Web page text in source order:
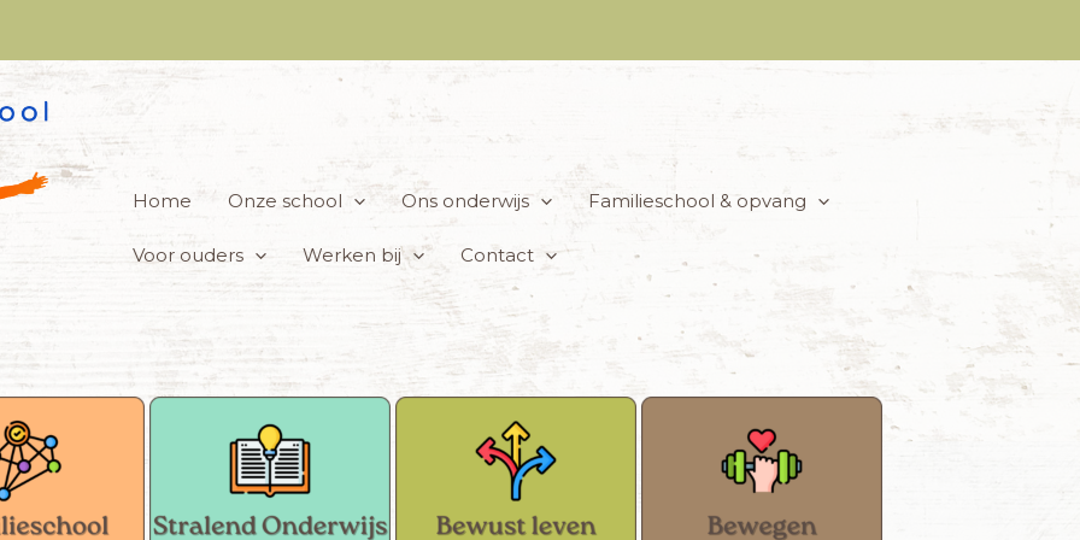
Home Onze school Ons onderwijs Familieschool & opvang
Voor ouders Werken bij Contact